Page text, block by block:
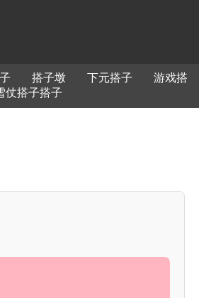
搭子墩 下元搭子
游戏搭
仗搭子搭子